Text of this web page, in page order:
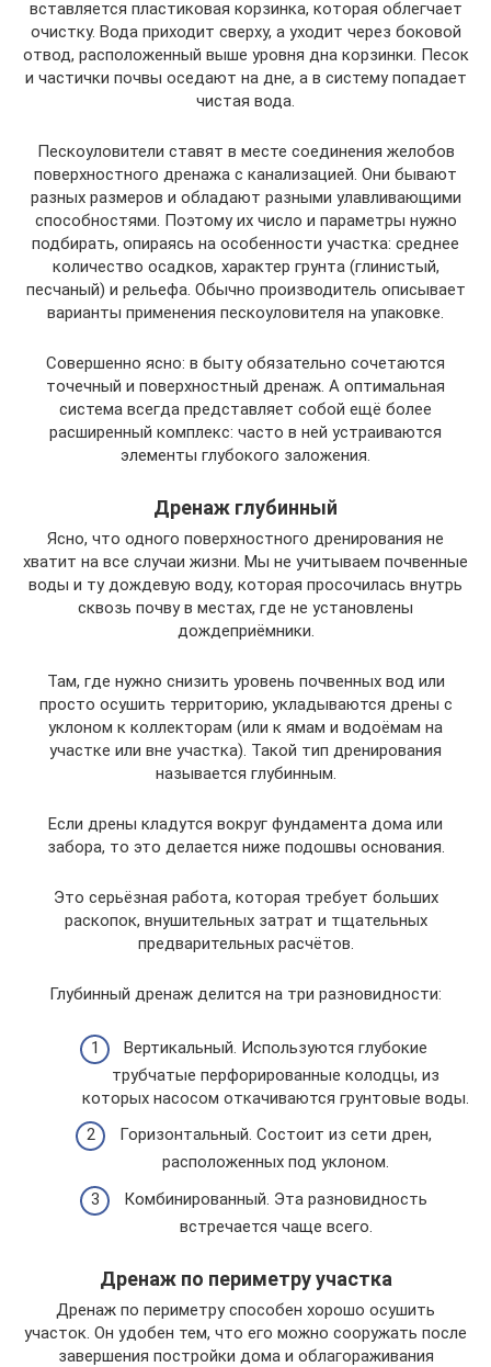
вставляется пластиковая корзинка, которая облегчает
очистку. Вода приходит сверху, а уходит через боковой
отвод, расположенный выше уровня дна корзинки. Песок
и частички почвы оседают на дне, а в систему попадает
чистая вода.
Пескоуловители ставят в месте соединения желобов
поверхностного дренажа с канализацией. Они бывают
разных размеров и обладают разными улавливающими
способностями. Поэтому их число и параметры нужно
подбирать, опираясь на особенности участка: среднее
количество осадков, характер грунта (глинистый,
песчаный) и рельефа. Обычно производитель описывает
варианты применения пескоуловителя на упаковке.
Совершенно ясно: в быту обязательно сочетаются
точечный и поверхностный дренаж. А оптимальная
система всегда представляет собой ещё более
расширенный комплекс: часто в ней устраиваются
элементы глубокого заложения.
Дренаж глубинный
Ясно, что одного поверхностного дренирования не
хватит на все случаи жизни. Мы не учитываем почвенные
воды и ту дождевую воду, которая просочилась внутрь
сквозь почву в местах, где не установлены
дождеприёмники.
Там, где нужно снизить уровень почвенных вод или
просто осушить территорию, укладываются дрены с
уклоном к коллекторам (или к ямам и водоёмам на
участке или вне участка). Такой тип дренирования
называется глубинным.
Если дрены кладутся вокруг фундамента дома или
забора, то это делается ниже подошвы основания.
Это серьёзная работа, которая требует больших
раскопок, внушительных затрат и тщательных
предварительных расчётов.
Глубинный дренаж делится на три разновидности:
Вертикальный. Используются глубокие
трубчатые перфорированные колодцы, из
которых насосом откачиваются грунтовые воды.
Горизонтальный. Состоит из сети дрен,
расположенных под уклоном.
Комбинированный. Эта разновидность
встречается чаще всего.
Дренаж по периметру участка
Дренаж по периметру способен хорошо осушить
участок. Он удобен тем, что его можно сооружать после
завершения постройки дома и облагораживания